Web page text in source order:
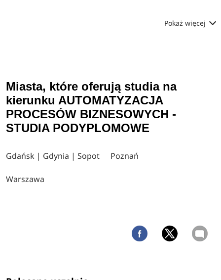
Pokaż więcej
Miasta, które oferują studia na
kierunku AUTOMATYZACJA
PROCESÓW BIZNESOWYCH -
STUDIA PODYPLOMOWE
Gdańsk | Gdynia | Sopot Poznań
Warszawa